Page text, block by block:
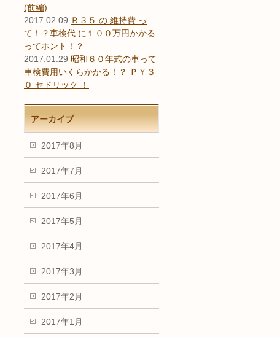
(前編)
2017.02.09 Ｒ３５ の 維持費 っ
て！？車検代 に１００万円かかる
ってホント！？
2017.01.29 昭和６０年式の車って
車検費用いくらかかる！？ ＰＹ３
０ セドリック ！
アーカイブ
2017年8月
2017年7月
2017年6月
2017年5月
2017年4月
2017年3月
2017年2月
2017年1月